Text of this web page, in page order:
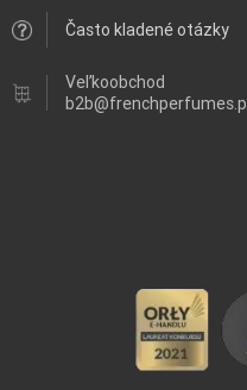
Často kladené otázky
Veľkoobchod
b2b@frenchperfumes.pl